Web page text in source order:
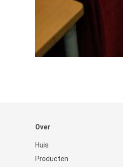
Over
Huis
Producten